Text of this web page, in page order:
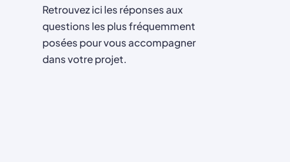
Retrouvez ici les réponses aux
questions les plus fréquemment
posées pour vous accompagner
dans votre projet.